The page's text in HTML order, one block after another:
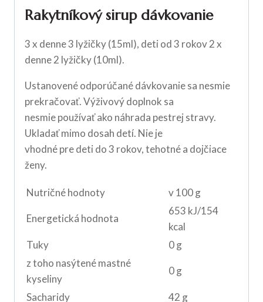
Rakytníkový sirup dávkovanie
3 x denne 3 lyžičky (15ml), deti od 3 rokov 2 x
denne 2 lyžičky (10ml).
Ustanovené odporúčané dávkovanie sa nesmie
prekračovať. Výživový doplnok sa
nesmie používať ako náhrada pestrej stravy.
Ukladať mimo dosah detí. Nie je
vhodné pre deti do 3 rokov, tehotné a dojčiace
ženy.
Nutričné hodnoty v 100 g
Energetická hodnota
653 kJ/154
kcal
Tuky
0 g
z toho nasýtené mastné
kyseliny
0 g
Sacharidy 42 g